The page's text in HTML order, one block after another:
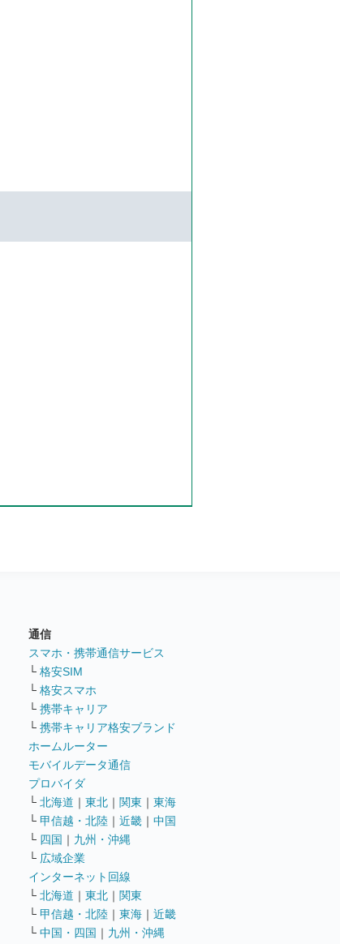
通信
スマホ・携帯通信サービス
└ 格安SIM
└ 格安スマホ
└ 携帯キャリア
└ 携帯キャリア格安ブランド
ホームルーター
モバイルデータ通信
プロバイダ
└ 北海道 ｜ 東北 ｜ 関東 ｜ 東海
└ 甲信越・北陸 ｜ 近畿 ｜ 中国
└ 四国 ｜ 九州・沖縄
└ 広域企業
インターネット回線
└ 北海道 ｜ 東北 ｜ 関東
└ 甲信越・北陸 ｜ 東海 ｜ 近畿
└ 中国・四国 ｜ 九州・沖縄